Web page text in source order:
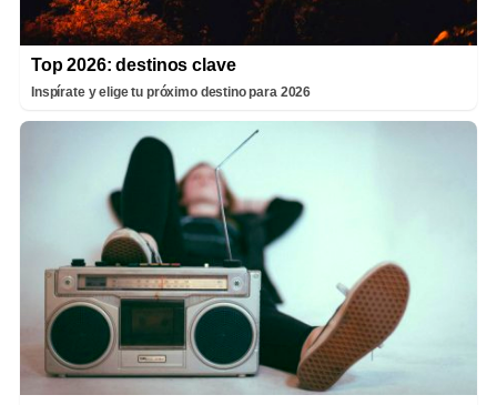
Top 2026: destinos clave
Inspírate y elige tu próximo destino para 2026